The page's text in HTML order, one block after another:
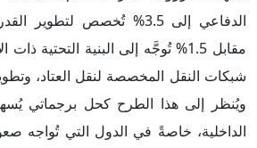
الدفاعي إلى 3.5% تُخصص
مقابل 1.5% تُوجَّه إلى البنية التحتية
شبكات النقل المخصصة لنقل العتاد،
ويُنظر إلى هذا الطرح كحل برجماتي
الداخلية، خاصةً في الدول التي تُواجه